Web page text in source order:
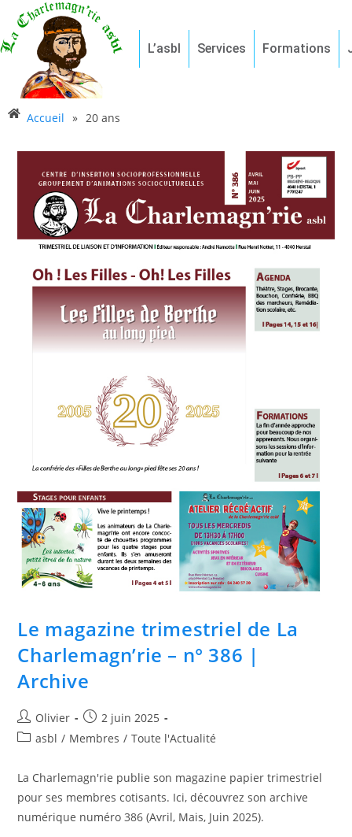
L’asbl Services Formations
Accueil » 20 ans
Le magazine trimestriel de La
Charlemagn’rie – n° 386 |
Archive
Olivier
2 juin 2025
asbl / Membres / Toute l'Actualité
La Charlemagn'rie publie son magazine papier trimestriel
pour ses membres cotisants. Ici, découvrez son archive
numérique numéro 386 (Avril, Mais, Juin 2025).